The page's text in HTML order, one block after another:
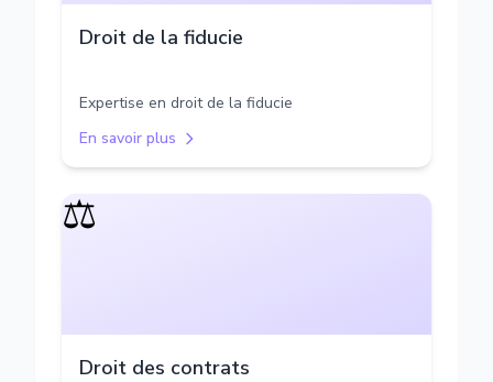
Droit de la fiducie
Expertise en droit de la fiducie
En savoir plus
⚖️
Droit des contrats